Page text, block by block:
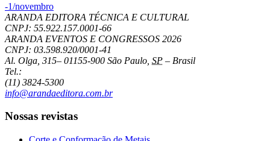
-1/novembro
ARANDA EDITORA TÉCNICA E CULTURAL
CNPJ: 55.922.157.0001-66
ARANDA EVENTOS E CONGRESSOS 2026
CNPJ: 03.598.920/0001-41
Al. Olga, 315– 01155-900 São Paulo SP – Brasil
Tel.:
(11) 3824-5300
info@arandaeditora.com.br
Nossas revistas